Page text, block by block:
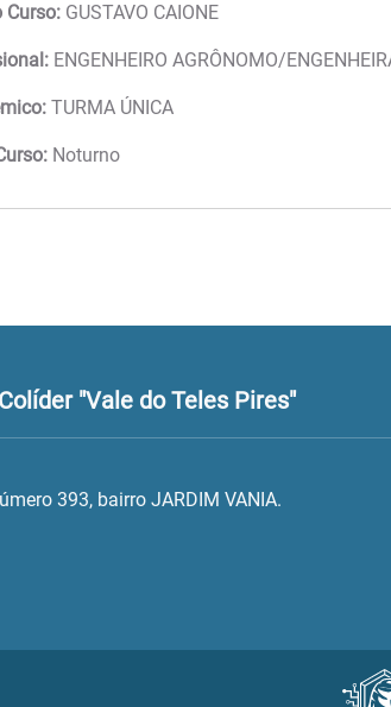
Curso: GUSTAVO CAIONE
ENGENHEIRO AGRÔNOMO/
TURMA ÚNICA
Noturno
"Vale do Teles Pires"
393, bairro JARDIM VANIA.